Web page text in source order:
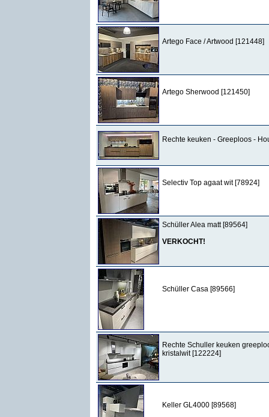
Artego Face / Artwood [121448]
Artego Sherwood [121450]
Rechte keuken - Greeploos -
Selectiv Top agaat wit [78924]
Schüller Alea matt [89564]
VERKOCHT!
Schüller Casa [89566]
Rechte Schuller keuken
kristalwit [122224]
Keller GL4000 [89568]